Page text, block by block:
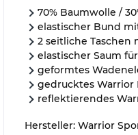
70% Baumwolle /
elastischer Bund
2 seitliche Taschen
elastischer Saum
geformtes
gedrucktes Warrior
reflektierendes
Hersteller: Warrior